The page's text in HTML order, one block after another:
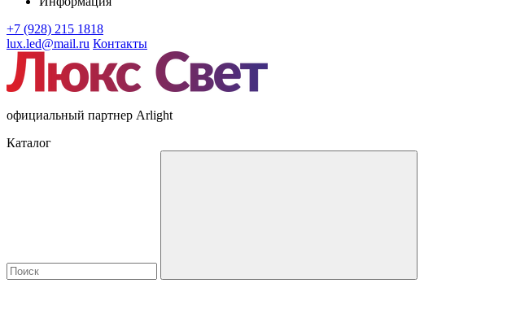
+7 (928) 215 1818
lux.led@mail.ru Контакты
официальный партнер Arlight
Каталог